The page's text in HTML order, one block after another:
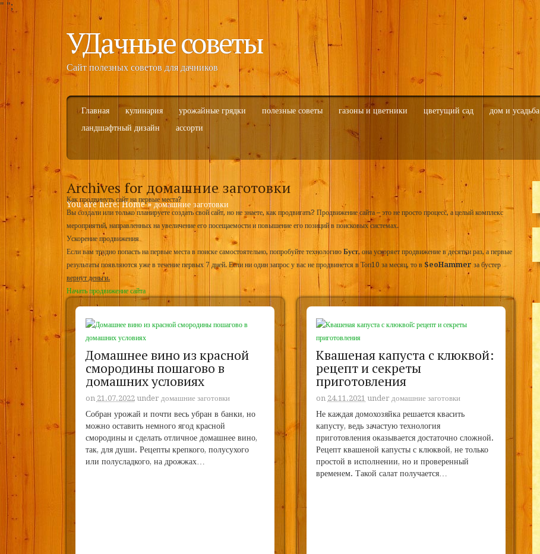
" ";
УДачные советы
Сайт полезных советов для дачников
Главная кулинария урожайные грядки полезные советы газоны и цветники цветущий сад дом и усадьба
ландшафтный дизайн
ассорти
Archives for домашние заготовки
You are here:Home»домашние заготовки
Как продвинуть сайт на первые места?
Вы создали или только планируете создать свой сайт, но не знаете, как продвигать? Продвижение сайта – это не просто процесс, а целый комплекс
мероприятий, направленных на увеличение его посещаемости и повышение его позиций в поисковых системах.
Ускорение продвижения
Если вам трудно попасть на первые места в поиске самостоятельно, попробуйте технологию Буст, она ускоряет продвижение в десятки раз, а первые
результаты появляются уже в течение первых 7 дней. Если ни один запрос у вас не продвинется в Топ10 за месяц, то в SeoHammer за бустер
вернут деньги.
Начать продвижение сайта
Домашнее вино из красной
смородины пошагово в
домашних условиях
on 21.07.2022 under домашние заготовки
Собран урожай и почти весь убран в банки, но
можно оставить немного ягод красной
смородины и сделать отличное домашнее вино,
так, для души. Рецепты крепкого, полусухого
или полусладкого, на дрожжах…
Квашеная капуста с клюквой:
рецепт и секреты
приготовления
on 24.11.2021 underдомашние заготовки
Не каждая домохозяйка решается квасить
капусту, ведь зачастую технология
приготовления оказывается достаточно сложной.
Рецепт квашеной капусты с клюквой, не только
простой в исполнении, но и проверенный
временем. Такой салат получается…